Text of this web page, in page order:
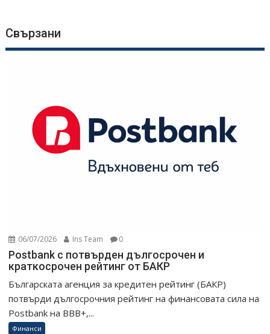
Свързани
06/07/2026 Ins Team 0
Postbank с потвърден дългосрочен и
краткосрочен рейтинг от БАКР
Българската агенция за кредитен рейтинг (БАКР)
потвърди дългосрочния рейтинг на финансовата сила на
Postbank на BBB+,...
Финанси